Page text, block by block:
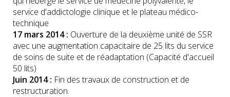
service d'addictologie clinique et le plateau médico-
technique
17 mars 2014 : Ouverture de la deuxième unité de SSR
avec une augmentation capacitaire de 25 lits du service
de soins de suite et de réadaptation (Capacité d'accueil
50 lits)
Juin 2014 : Fin des travaux de construction et de
restructuration.